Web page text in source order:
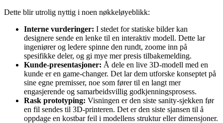
Dette blir utrolig nyttig i noen nøkkeløyeblikk:
Interne vurderinger: I stedet for statiske bilder kan
designere sende en lenke til en interaktiv modell. Dette lar
ingeniører og ledere spinne den rundt, zoome inn på
spesifikke deler, og gi mye mer presis tilbakemelding.
Kunde-presentasjoner: Å dele en live 3D-modell med en
kunde er en game-changer. Det lar dem utforske konseptet på
sine egne premisser, noe som fører til en langt mer
engasjerende og samarbeidsvillig godkjenningsprosess.
Rask prototyping: Visningen er den siste sanity-sjekken før
en fil sendes til 3D-printeren. Det er den siste sjansen til å
oppdage en kostbar feil i modellens struktur eller dimensjoner.